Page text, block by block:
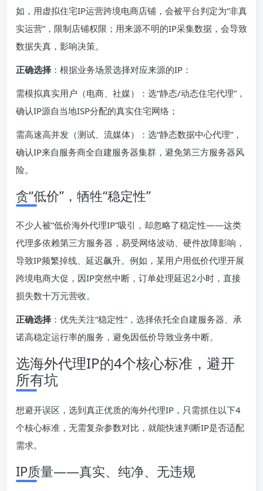
如，用虚拟住宅IP运营跨境电商店铺，会被平台判定为“非真
实运营”，限制店铺权限；用来源不明的IP采集数据，会导致
数据失真，影响决策。
正确选择 ：根据业务场景选择对应来源的IP：
需模拟真实用户（电商、社媒）：选“静态/动态住宅代理”，
确认IP源自当地ISP分配的真实住宅网络；
需高速高并发（测试、流媒体）：选“静态数据中心代理”，
确认IP来自服务商全自建服务器集群，避免第三方服务器风
险。
贪“低价”，牺牲“稳定性”
不少人被“低价海外代理IP”吸引，却忽略了稳定性——这类
代理多依赖第三方服务器，易受网络波动、硬件故障影响，
导致IP频繁掉线、延迟飙升。例如，某用户用低价代理开展
跨境电商大促，因IP突然中断，订单处理延迟2小时，直接
损失数十万元营收。
正确选择 ：优先关注“稳定性”，选择依托全自建服务器、承
诺高稳定运行率的服务，避免因低价导致业务中断。
选海外代理IP的4个核心标准，避开
所有坑
想避开误区，选到真正优质的海外代理IP，只需抓住以下4
个核心标准，无需复杂参数对比，就能快速判断IP是否适配
需求。
IP质量——真实、纯净、无违规